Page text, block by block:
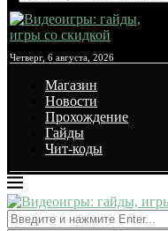
Четверг, 6 августа, 2026
Магазин
Новости
Прохождение
Гайды
Чит-коды